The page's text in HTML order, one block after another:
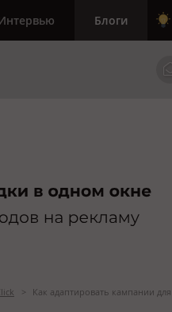
Блоги
> Как адаптировать кампании